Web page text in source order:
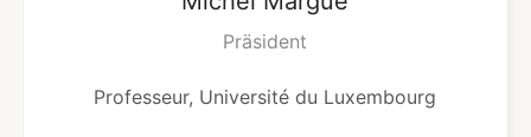
Präsident
Professeur, Université du Luxembourg